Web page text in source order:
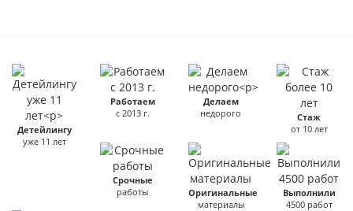
Детейлингу
уже 11 лет
Работаем
с 2013 г.
Делаем
недорого
Стаж
от 10 лет
Срочные
работы
Оригинальные
материалы
Выполнили
4500 работ